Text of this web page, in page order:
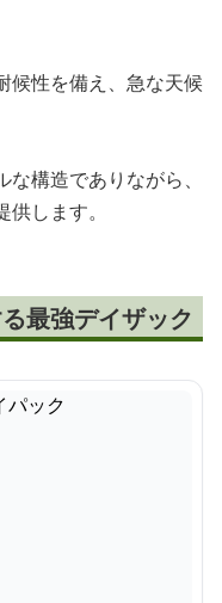
候性を備え、急な天候
構造でありながら、
します。
最強デイザック